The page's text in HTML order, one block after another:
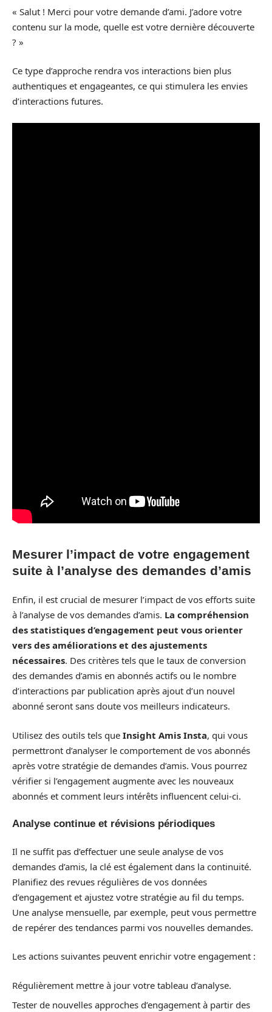
« Salut ! Merci pour votre demande d’ami. J’adore votre
contenu sur la mode, quelle est votre dernière découverte
? »
Ce type d’approche rendra vos interactions bien plus
authentiques et engageantes, ce qui stimulera les envies
d’interactions futures.
Mesurer l’impact de votre engagement
suite à l’analyse des demandes d’amis
Enfin, il est crucial de mesurer l’impact de vos efforts suite
à l’analyse de vos demandes d’amis. La compréhension
des statistiques d’engagement peut vous orienter
vers des améliorations et des ajustements
nécessaires. Des critères tels que le taux de conversion
des demandes d’amis en abonnés actifs ou le nombre
d’interactions par publication après ajout d’un nouvel
abonné seront sans doute vos meilleurs indicateurs.
Utilisez des outils tels que Insight Amis Insta, qui vous
permettront d’analyser le comportement de vos abonnés
après votre stratégie de demandes d’amis. Vous pourrez
vérifier si l’engagement augmente avec les nouveaux
abonnés et comment leurs intérêts influencent celui-ci.
Analyse continue et révisions périodiques
Il ne suffit pas d’effectuer une seule analyse de vos
demandes d’amis, la clé est également dans la continuité.
Planifiez des revues régulières de vos données
d’engagement et ajustez votre stratégie au fil du temps.
Une analyse mensuelle, par exemple, peut vous permettre
de repérer des tendances parmi vos nouvelles demandes.
Les actions suivantes peuvent enrichir votre engagement :
Régulièrement mettre à jour votre tableau d’analyse.
Tester de nouvelles approches d’engagement à partir des